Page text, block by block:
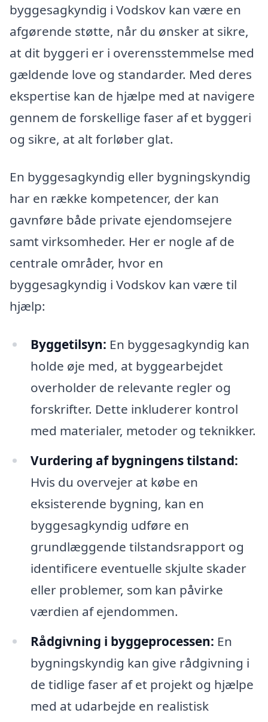
byggesagkyndig i Vodskov kan være en
afgørende støtte, når du ønsker at sikre,
at dit byggeri er i overensstemmelse med
gældende love og standarder. Med deres
ekspertise kan de hjælpe med at navigere
gennem de forskellige faser af et byggeri
og sikre, at alt forløber glat.
En byggesagkyndig eller bygningskyndig
har en række kompetencer, der kan
gavnføre både private ejendomsejere
samt virksomheder. Her er nogle af de
centrale områder, hvor en
byggesagkyndig i Vodskov kan være til
hjælp:
Byggetilsyn: En byggesagkyndig kan
holde øje med, at byggearbejdet
overholder de relevante regler og
forskrifter. Dette inkluderer kontrol
med materialer, metoder og teknikker.
Vurdering af bygningens tilstand:
Hvis du overvejer at købe en
eksisterende bygning, kan en
byggesagkyndig udføre en
grundlæggende tilstandsrapport og
identificere eventuelle skjulte skader
eller problemer, som kan påvirke
værdien af ejendommen.
Rådgivning i byggeprocessen: En
bygningskyndig kan give rådgivning i
de tidlige faser af et projekt og hjælpe
med at udarbejde en realistisk